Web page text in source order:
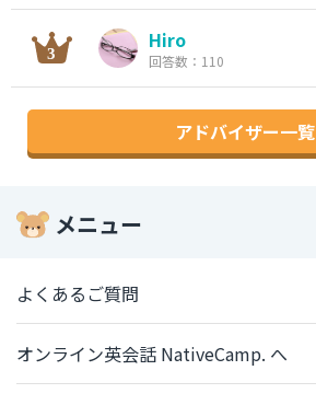
Hiro
回答数：110
アドバイザー一覧
メニュー
よくあるご質問
オンライン英会話 NativeCamp. へ